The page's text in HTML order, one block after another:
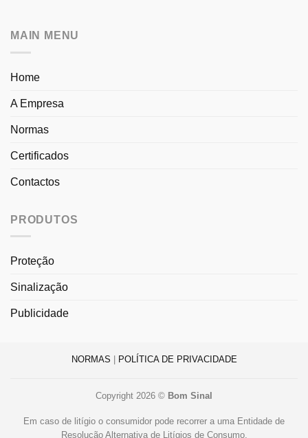
MAIN MENU
Home
A Empresa
Normas
Certificados
Contactos
PRODUTOS
Proteção
Sinalização
Publicidade
NORMAS POLÍTICA DE PRIVACIDADE
Copyright 2026 © Bom Sinal
Em caso de litígio o consumidor pode recorrer a uma Entidade de
Resolução Alternativa de Litígios de Consumo.